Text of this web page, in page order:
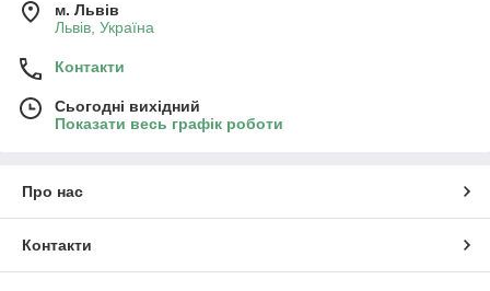
м. Львів
Львів, Україна
Контакти
Сьогодні вихідний
Показати весь графік роботи
Про нас
Контакти